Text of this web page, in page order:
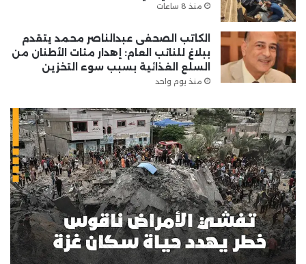
منذ 8 ساعات
الكاتب الصحفى عبدالناصر محمد يتقدم
ببلاغ للنائب العام: إهدار مئات الأطنان من
السلع الغذائية بسبب سوء التخزين
منذ يوم واحد